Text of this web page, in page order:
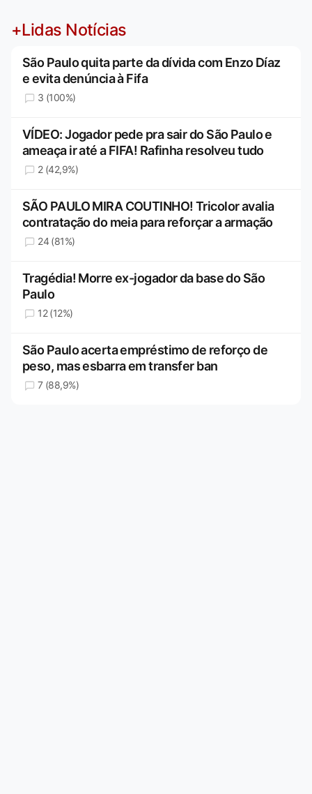
+Lidas Notícias
São Paulo quita parte da dívida com Enzo Díaz
e evita denúncia à Fifa
3 (100%)
VÍDEO: Jogador pede pra sair do São Paulo e
ameaça ir até a FIFA! Rafinha resolveu tudo
2 (42,9%)
SÃO PAULO MIRA COUTINHO! Tricolor avalia
contratação do meia para reforçar a armação
24 (81%)
Tragédia! Morre ex-jogador da base do São
Paulo
12 (12%)
São Paulo acerta empréstimo de reforço de
peso, mas esbarra em transfer ban
7 (88,9%)